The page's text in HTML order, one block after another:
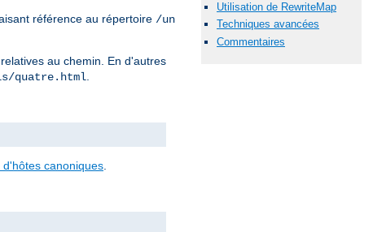
Utilisation de RewriteMap
Techniques avancées
Commentaires
référence au répertoire /un
au chemin. En d'autres
quatre.html
d'hôtes canoniques